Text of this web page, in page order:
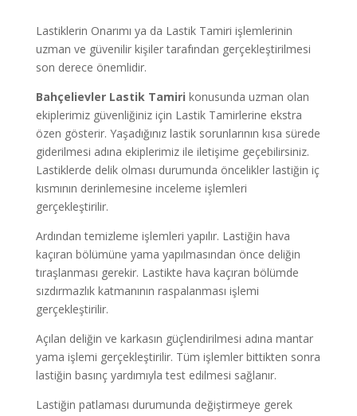
Lastiklerin Onarımı ya da Lastik Tamiri işlemlerinin
uzman ve güvenilir kişiler tarafından gerçekleştirilmesi
son derece önemlidir.
Bahçelievler Lastik Tamiri konusunda uzman olan
ekiplerimiz güvenliğiniz için Lastik Tamirlerine ekstra
özen gösterir. Yaşadığınız lastik sorunlarının kısa sürede
giderilmesi adına ekiplerimiz ile iletişime geçebilirsiniz.
Lastiklerde delik olması durumunda öncelikler lastiğin iç
kısmının derinlemesine inceleme işlemleri
gerçekleştirilir.
Ardından temizleme işlemleri yapılır. Lastiğin hava
kaçıran bölümüne yama yapılmasından önce deliğin
tıraşlanması gerekir. Lastikte hava kaçıran bölümde
sızdırmazlık katmanının raspalanması işlemi
gerçekleştirilir.
Açılan deliğin ve karkasın güçlendirilmesi adına mantar
yama işlemi gerçekleştirilir. Tüm işlemler bittikten sonra
lastiğin basınç yardımıyla test edilmesi sağlanır.
Lastiğin patlaması durumunda değiştirmeye gerek